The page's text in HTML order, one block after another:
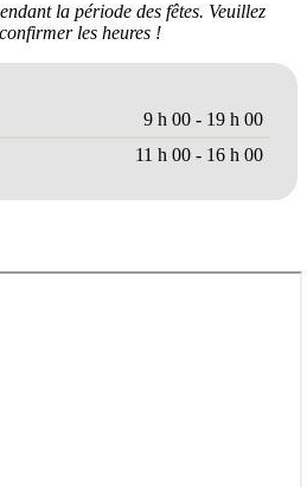
la période des fêtes. Veuillez
les heures !
9 h 00 - 19 h 00
11 h 00 - 16 h 00